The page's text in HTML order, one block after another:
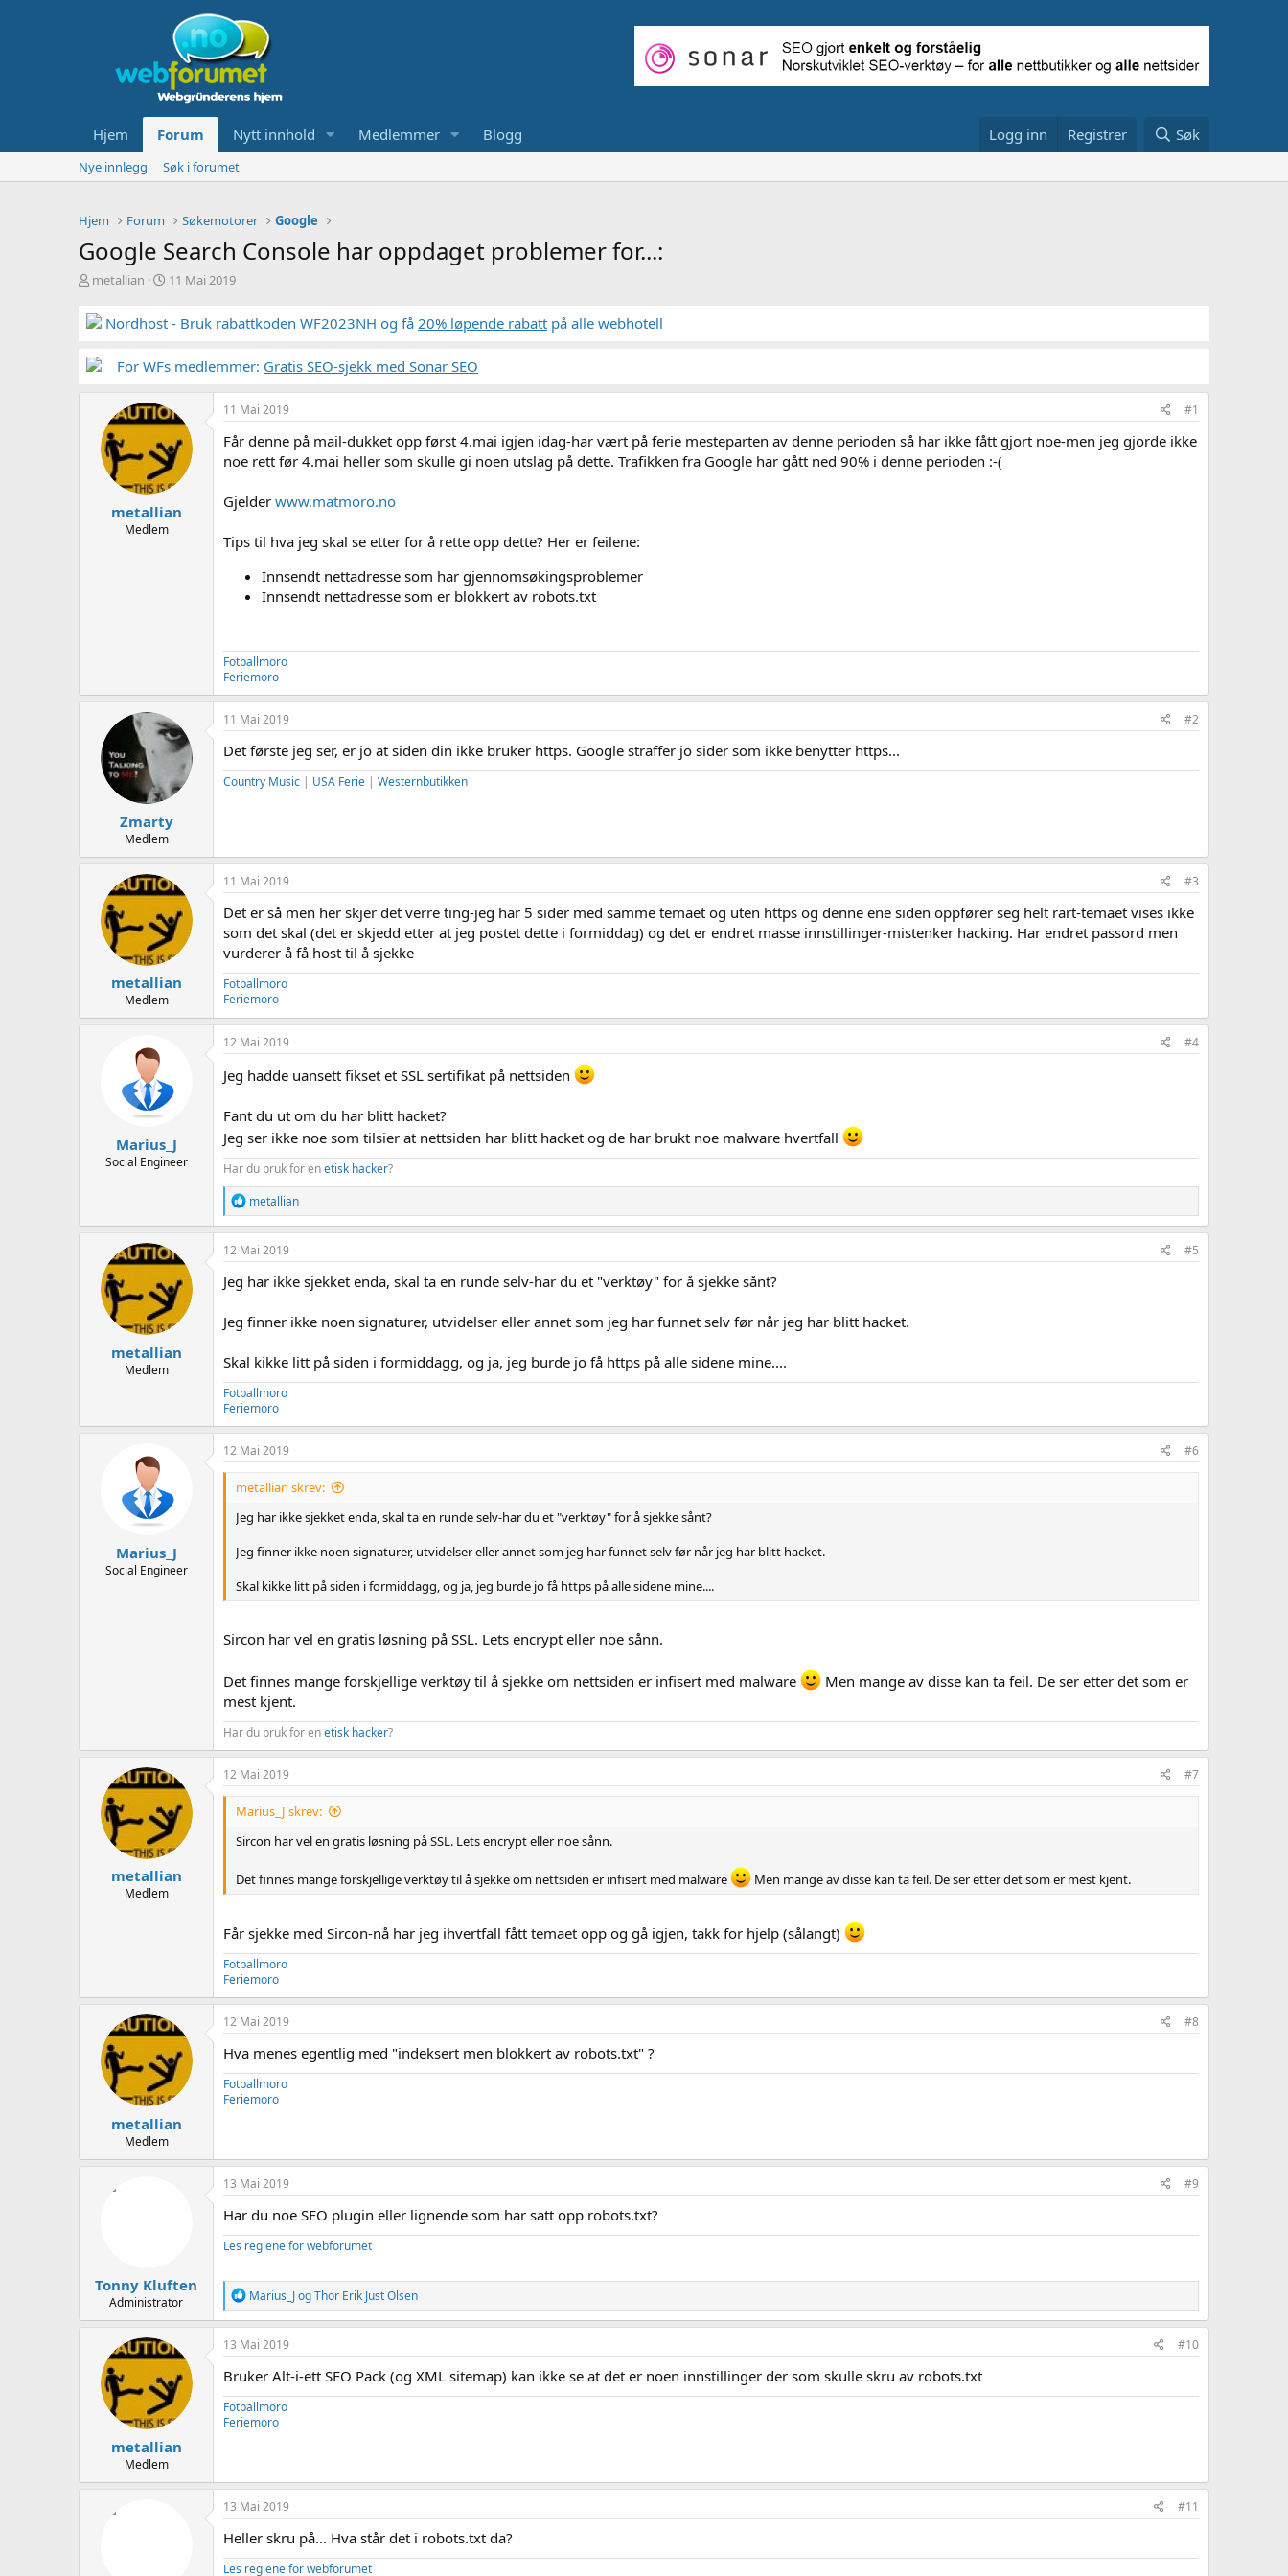
Hjem Forum Nytt innhold Medlemmer Blogg Logg inn Registrer Søk
Nye innlegg Søk i forumet
Hjem Forum Søkemotorer Google
Google Search Console har oppdaget problemer for...:
T
å
d
t
metallian
S
r
d
o
11 Mai 2019
Nordhost - Bruk rabattkoden WF2023NH og få 20% løpende rabatt på alle webhotell
For WFs medlemmer: Gratis SEO-sjekk med Sonar SEO
metallian
Medlem
11 Mai 2019 #1
Får denne på mail-dukket opp først 4.mai igjen idag-har vært på ferie mesteparten av denne perioden så har ikke fått gjort noe-men jeg gjorde ikke
noe rett før 4.mai heller som skulle gi noen utslag på dette. Trafikken fra Google har gått ned 90% i denne perioden :-(
Gjelder www.matmoro.no
Tips til hva jeg skal se etter for å rette opp dette? Her er feilene:
Innsendt nettadresse som har gjennomsøkingsproblemer
Innsendt nettadresse som er blokkert av robots.txt
Fotballmoro
Feriemoro
Zmarty
Medlem
11 Mai 2019 #2
Det første jeg ser, er jo at siden din ikke bruker https. Google straffer jo sider som ikke benytter https...
Country Music | USA Ferie | Westernbutikken
metallian
Medlem
11 Mai 2019 #3
Det er så men her skjer det verre ting-jeg har 5 sider med samme temaet og uten https og denne ene siden oppfører seg helt rart-temaet vises ikke
som det skal (det er skjedd etter at jeg postet dette i formiddag) og det er endret masse innstillinger-mistenker hacking. Har endret passord men
vurderer å få host til å sjekke
Fotballmoro
Feriemoro
Marius_J
Social Engineer
12 Mai 2019 #4
Jeg hadde uansett fikset et SSL sertifikat på nettsiden
Fant du ut om du har blitt hacket?
Jeg ser ikke noe som tilsier at nettsiden har blitt hacket og de har brukt noe malware hvertfall
Har du bruk for enetisk hacker?
R
e
a
k
j
o
e
metallian
metallian
Medlem
12 Mai 2019 #5
Jeg har ikke sjekket enda, skal ta en runde selv-har du et "verktøy" for å sjekke sånt?
Jeg finner ikke noen signaturer, utvidelser eller annet som jeg har funnet selv før når jeg har blitt hacket.
Skal kikke litt på siden i formiddagg, og ja, jeg burde jo få https på alle sidene mine....
Fotballmoro
Feriemoro
Marius_J
Social Engineer
12 Mai 2019 #6
metallian skrev:
Jeg har ikke sjekket enda, skal ta en runde selv-har du et "verktøy" for å sjekke sånt?
Jeg finner ikke noen signaturer, utvidelser eller annet som jeg har funnet selv før når jeg har blitt hacket.
Skal kikke litt på siden i formiddagg, og ja, jeg burde jo få https på alle sidene mine....
Sircon har vel en gratis løsning på SSL. Lets encrypt eller noe sånn.
Det finnes mange forskjellige verktøy til å sjekke om nettsiden er infisert med malware
Men mange av disse kan ta feil. De ser etter det som er
mest kjent.
Har du bruk for enetisk hacker?
metallian
Medlem
12 Mai 2019 #7
Marius_J skrev:
Sircon har vel en gratis løsning på SSL. Lets encrypt eller noe sånn.
Det finnes mange forskjellige verktøy til å sjekke om nettsiden er infisert med malware Men mange av disse kan ta feil. De ser etter det som er mest kjent.
Får sjekke med Sircon-nå har jeg ihvertfall fått temaet opp og gå igjen, takk for hjelp (sålangt)
Fotballmoro
Feriemoro
metallian
Medlem
12 Mai 2019 #8
Hva menes egentlig med "indeksert men blokkert av robots.txt" ?
Fotballmoro
Feriemoro
Tonny Kluften
Administrator
13 Mai 2019 #9
Har du noe SEO plugin eller lignende som har satt opp robots.txt?
Les reglene for webforumet
R
e
a
k
j
o
n
e
r
Marius_JogThor Erik Just Olsen
metallian
Medlem
13 Mai 2019 #10
Bruker Alt-i-ett SEO Pack (og XML sitemap) kan ikke se at det er noen innstillinger der som skulle skru av robots.txt
Fotballmoro
Feriemoro
13 Mai 2019 #11
Heller skru på... Hva står det i robots.txt da?
Les reglene for webforumet